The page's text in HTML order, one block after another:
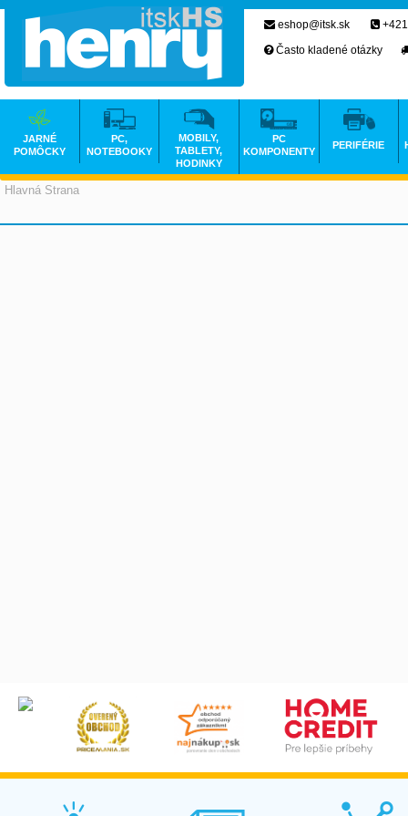
Hlavná Strana
eshop@itsk.sk
Často kladené otázky
JARNÉ
POMÔCKY
PC,
NOTEBOOKY
MOBILY,
TABLETY,
HODINKY
PC
KOMPONENTY
PERIFÉRIE